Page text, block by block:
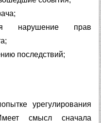
нарушение прав
последствий;
урегулирования
смысл сначала